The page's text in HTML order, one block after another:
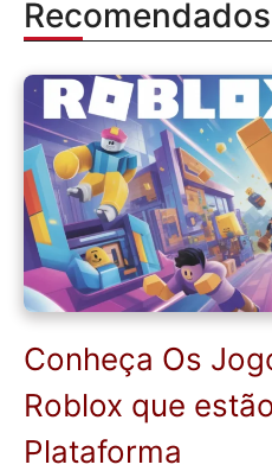
Conheça Os
Roblox que
Plataforma